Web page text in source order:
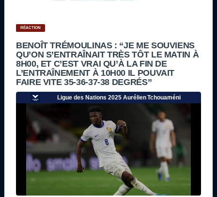
RÉACTION
BENOÎT TRÉMOULINAS : “JE ME SOUVIENS
QU’ON S’ENTRAÎNAIT TRÈS TÔT LE MATIN À
8H00, ET C’EST VRAI QU’À LA FIN DE
L’ENTRAÎNEMENT À 10H00 IL POUVAIT
FAIRE VITE 35-36-37-38 DEGRÉS”